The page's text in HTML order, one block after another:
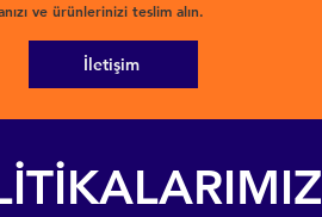
ve ürünlerinizi teslim alın.
İletişim